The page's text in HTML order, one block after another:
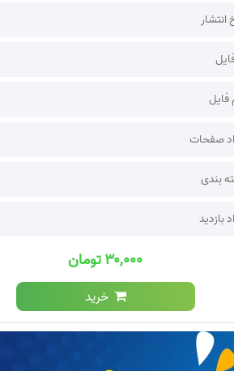
انتشار
صفحات
بندی
بازدید
۳۰,۰۰۰ تومان
خرید